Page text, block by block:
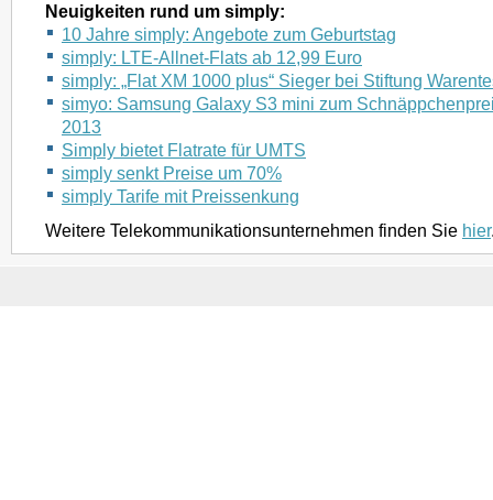
Neuigkeiten rund um simply:
10 Jahre simply: Angebote zum Geburtstag
simply: LTE-Allnet-Flats ab 12,99 Euro
simply: „Flat XM 1000 plus“ Sieger bei Stiftung
simyo: Samsung Galaxy S3 mini zum
2013
Simply bietet Flatrate für UMTS
simply senkt Preise um 70%
simply Tarife mit Preissenkung
Weitere Telekommunikationsunternehmen finden Sie hier